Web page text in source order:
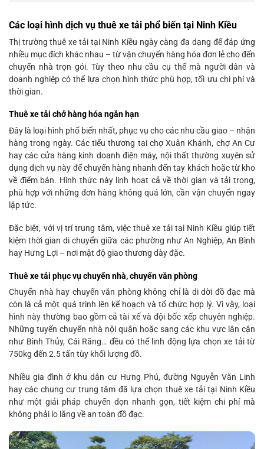
Các loại hình dịch vụ thuê xe tải phổ biến tại Ninh Kiều
Thị trường thuê xe tải tại Ninh Kiều ngày càng đa dạng để đáp ứng
nhiều mục đích khác nhau – từ vận chuyển hàng hóa đơn lẻ cho đến
chuyển nhà trọn gói. Tùy theo nhu cầu cụ thể mà người dân và
doanh nghiệp có thể lựa chọn hình thức phù hợp, tối ưu chi phí và
thời gian.
Thuê xe tải chở hàng hóa ngắn hạn
Đây là loại hình phổ biến nhất, phục vụ cho các nhu cầu giao – nhận
hàng trong ngày. Các tiểu thương tại chợ Xuân Khánh, chợ An Cư
hay các cửa hàng kinh doanh điện máy, nội thất thường xuyên sử
dụng dịch vụ này để chuyển hàng nhanh đến tay khách hoặc từ kho
về điểm bán. Hình thức này linh hoạt cả về thời gian và tải trọng,
phù hợp với những đơn hàng không quá lớn, cần vận chuyển ngay
lập tức.
Đặc biệt, với vị trí trung tâm, việc thuê xe tải tại Ninh Kiều giúp tiết
kiệm thời gian di chuyển giữa các phường như An Nghiệp, An Bình
hay Hưng Lợi – nơi mật độ giao thương dày đặc.
Thuê xe tải phục vụ chuyển nhà, chuyển văn phòng
Chuyển nhà hay chuyển văn phòng không chỉ là di dời đồ đạc mà
còn là cả một quá trình lên kế hoạch và tổ chức hợp lý. Vì vậy, loại
hình này thường bao gồm cả tài xế và đội bốc xếp chuyên nghiệp.
Những tuyến chuyển nhà nội quận hoặc sang các khu vực lân cận
như Bình Thủy, Cái Răng… đều có thể linh động lựa chọn xe tải từ
750kg đến 2.5 tấn tùy khối lượng đồ.
Nhiều gia đình ở khu dân cư Hưng Phú, đường Nguyễn Văn Linh
hay các chung cư trung tâm đã lựa chọn thuê xe tải tại Ninh Kiều
như một giải pháp chuyển dọn nhanh gọn, tiết kiệm chi phí mà
không phải lo lắng về an toàn đồ đạc.